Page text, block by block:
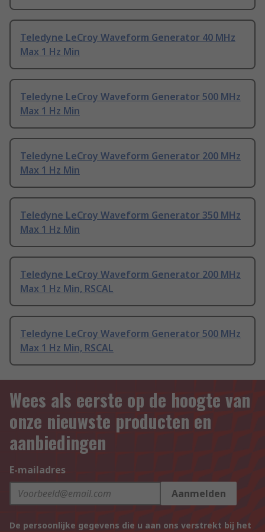
Teledyne LeCroy Waveform Generator 40 MHz
Max 1 Hz Min
Teledyne LeCroy Waveform Generator 500 MHz
Max 1 Hz Min
Teledyne LeCroy Waveform Generator 200 MHz
Max 1 Hz Min
Teledyne LeCroy Waveform Generator 350 MHz
Max 1 Hz Min
Teledyne LeCroy Waveform Generator 200 MHz
Max 1 Hz Min, RSCAL
Teledyne LeCroy Waveform Generator 500 MHz
Max 1 Hz Min, RSCAL
Wees als eerste op de hoogte van
onze nieuwste producten en
aanbiedingen
E-mailadres
Aanmelden
De persoonlijke gegevens die u aan ons verstrekt bij het